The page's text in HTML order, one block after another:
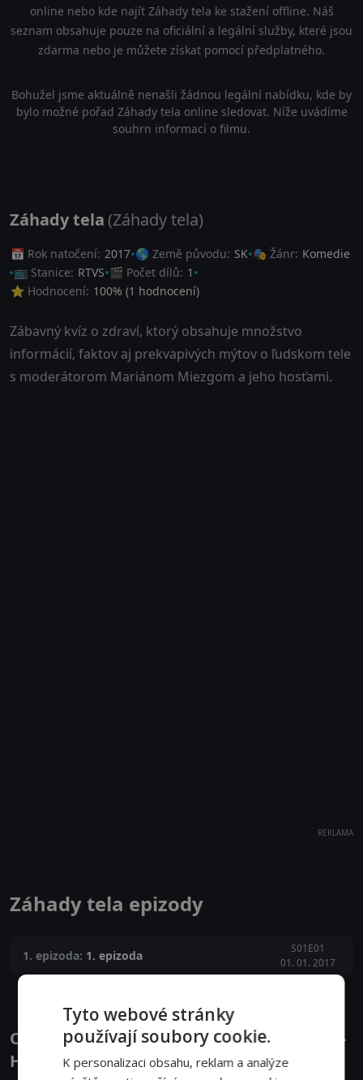
online nebo kde najít Záhady tela ke stažení offline. Náš
seznam obsahuje pouze na oficiální a legální služby, které jsou
zdarma nebo je můžete získat pomocí předplatného.
Bohužel jsme aktuálně nenašli žádnou legální nabídku, kde by
bylo možné pořad Záhady tela online sledovat. Níže uvádíme
souhrn informací o filmu.
Záhady tela (Záhady tela)
📅 Rok natočení: 2017 🌎 Země původu: SK 🎭 Žánr: Komedie
📺 Stanice: RTVS 🎬 Počet dílů: 1
⭐ Hodnocení: 100% (1 hodnocení)
Zábavný kvíz o zdraví, ktorý obsahuje množstvo
informácií, faktov aj prekvapivých mýtov o ľudskom tele
s moderátorom Mariánom Miezgom a jeho hosťami.
REKLAMA
Záhady tela epizody
1. epizoda: 1. epizoda
S01E01
01. 01. 2017
Obsazení filmu nebo pořadu Záhady tela -
Herci a tvůrci
Tyto webové stránky
používají soubory cookie.
K personalizaci obsahu, reklam a analýze